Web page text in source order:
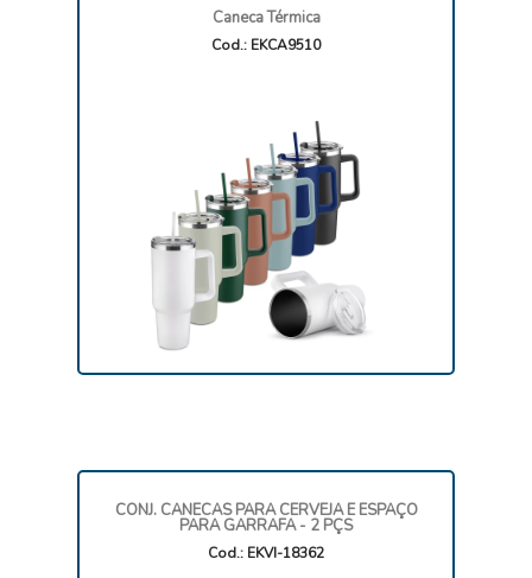
Caneca Térmica
Cod.: EKCA9510
CONJ. CANECAS PARA CERVEJA E ESPAÇO
PARA GARRAFA - 2 PÇS
Cod.: EKVI-18362